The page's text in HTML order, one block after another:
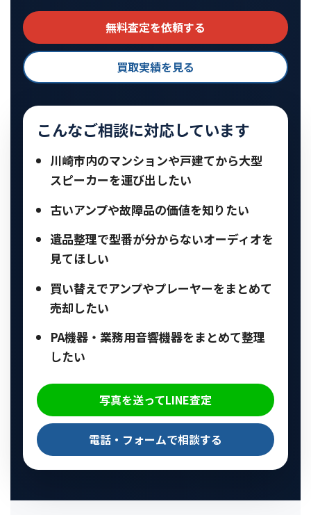
無料査定を依頼する
買取実績を見る
こんなご相談に対応しています
川崎市内のマンションや戸建てから大型
スピーカーを運び出したい
古いアンプや故障品の価値を知りたい
遺品整理で型番が分からないオーディオを
見てほしい
買い替えでアンプやプレーヤーをまとめて
売却したい
PA機器・業務用音響機器をまとめて整理
したい
写真を送ってLINE査定
電話・フォームで相談する